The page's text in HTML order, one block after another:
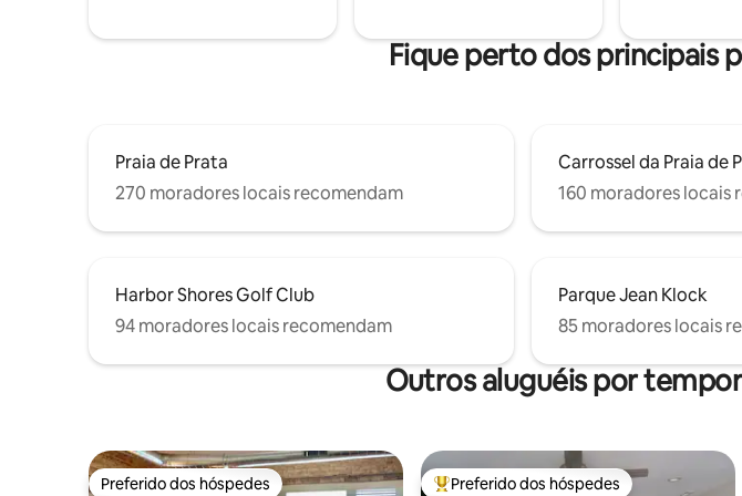
🧺 Lavadora
Joseph.
Fique perto dos principais
Praia de Prata
270 moradores locais recomendam
Carrossel da Praia de
160 moradores locais
Harbor Shores Golf Club
94 moradores locais recomendam
Parque Jean Klock
85 moradores locais
Outros aluguéis por
Preferido dos hóspedes Preferido dos hóspedes